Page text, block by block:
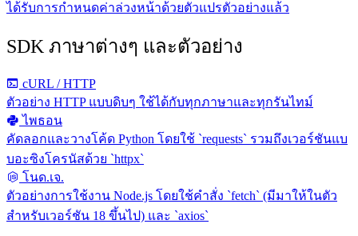
ได้รับการกำหนดค่าล่วงหน้าด้วยตัวแปรตัวอย่างแล้ว
SDK ภาษาต่างๆ และตัวอย่าง
cURL / HTTP
ตัวอย่าง HTTP แบบดิบๆ ใช้ได้กับทุกภาษาและทุกรันไทม์
ไพธอน
คัดลอกและวางโค้ด Python โดยใช้ `requests` รวมถึงเวอร์ชันแบ
บอะซิงโครนัสด้วย `httpx`
โนด.เจ.
ตัวอย่างการใช้งาน Node.js โดยใช้คำสั่ง `fetch` (มีมาให้ในตัว
สำหรับเวอร์ชัน 18 ขึ้นไป) และ `axios`